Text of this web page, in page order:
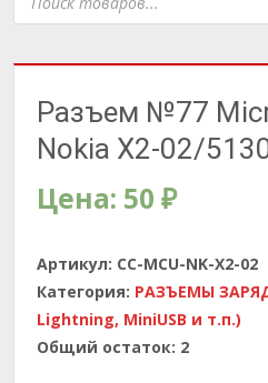
Разъем №77
Nokia X2-02/
Цена: 50 ₽
Артикул: CC-MCU-NK-X2-02
Категория: РАЗЪЕМЫ
Lightning, MiniUSB и т.п.)
Общий остаток: 2